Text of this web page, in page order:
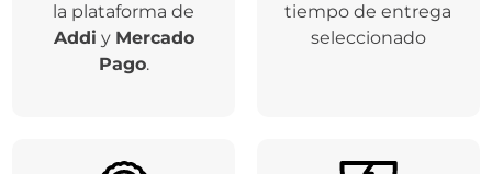
la plataforma de
Addi y Mercado
Pago.
tiempo de entrega
seleccionado